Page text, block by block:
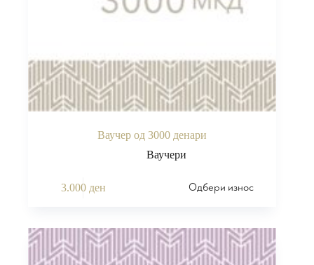
Ваучер од 3000 денари
Ваучери
3.000 ден Одбери износ